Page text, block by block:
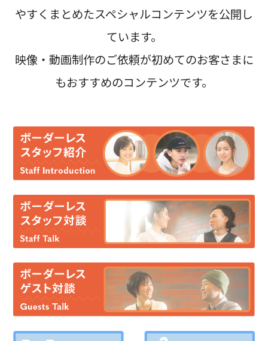
やすくまとめたスペシャルコンテンツを公開し
ています。
映像・動画制作のご依頼が初めてのお客さまに
もおすすめのコンテンツです。